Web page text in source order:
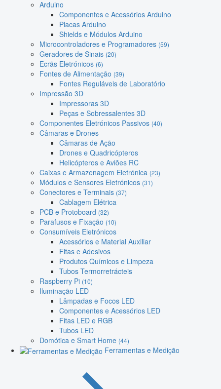
Arduino
Componentes e Acessórios Arduino
Placas Arduino
Shields e Módulos Arduino
Microcontroladores e Programadores (59)
Geradores de Sinais (20)
Ecrãs Eletrónicos (6)
Fontes de Alimentação (39)
Fontes Reguláveis de Laboratório
Impressão 3D
Impressoras 3D
Peças e Sobressalentes 3D
Componentes Eletrónicos Passivos (40)
Câmaras e Drones
Câmaras de Ação
Drones e Quadricópteros
Helicópteros e Aviões RC
Caixas e Armazenagem Eletrónica (23)
Módulos e Sensores Eletrónicos (31)
Conectores e Terminais (37)
Cablagem Elétrica
PCB e Protoboard (32)
Parafusos e Fixação (10)
Consumíveis Eletrónicos
Acessórios e Material Auxiliar
Fitas e Adesivos
Produtos Químicos e Limpeza
Tubos Termorretrácteis
Raspberry Pi (10)
Iluminação LED
Lâmpadas e Focos LED
Componentes e Acessórios LED
Fitas LED e RGB
Tubos LED
Domótica e Smart Home (44)
Ferramentas e Medição